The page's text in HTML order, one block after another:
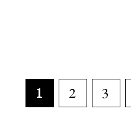
1 2 3